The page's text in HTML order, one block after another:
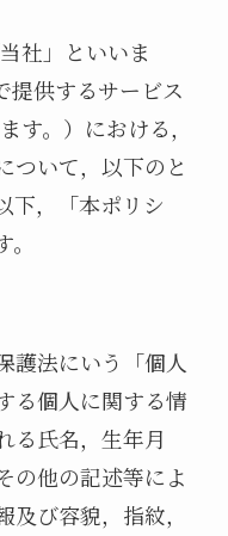
社」といいま
提供するサービス
す。）における，
ついて，以下のと
下，「本ポリシ
護法にいう「個人
る個人に関する情
る氏名，生年月
の他の記述等によ
び容貌，指紋，